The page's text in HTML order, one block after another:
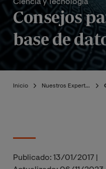
Ciencia y Tecnología
Consejos
base de
Inicio Nuestros Expertos
Publicado: 13/01/2017